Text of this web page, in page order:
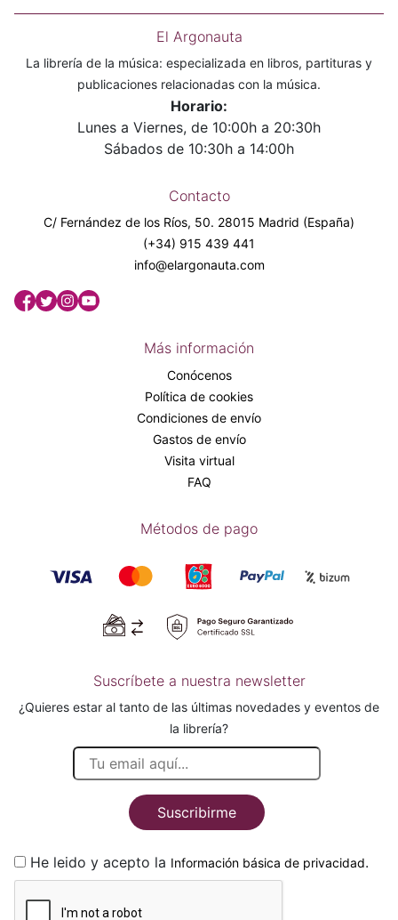
El Argonauta
La librería de la música: especializada en libros, partituras y
publicaciones relacionadas con la música.
Horario:
Lunes a Viernes, de 10:00h a 20:30h
Sábados de 10:30h a 14:00h
Contacto
C/ Fernández de los Ríos, 50. 28015 Madrid (España)
(+34) 915 439 441
info@elargonauta.com
Más información
Conócenos
Política de cookies
Condiciones de envío
Gastos de envío
Visita virtual
FAQ
Métodos de pago
Suscríbete a nuestra newsletter
¿Quieres estar al tanto de las últimas novedades y eventos de
la librería?
Suscribirme
He leido y acepto la Información básica de privacidad.